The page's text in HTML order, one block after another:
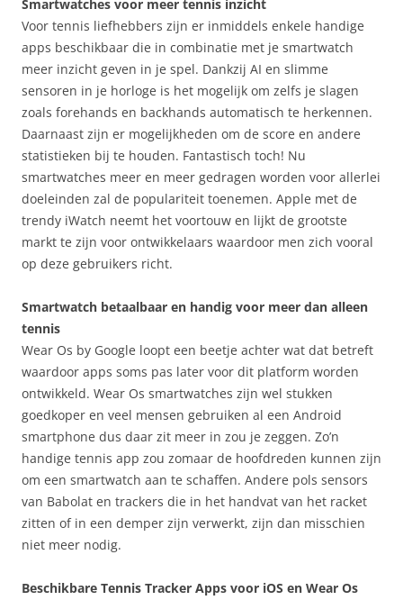
Smartwatches voor meer tennis inzicht
Voor tennis liefhebbers zijn er inmiddels enkele handige
apps beschikbaar die in combinatie met je smartwatch
meer inzicht geven in je spel. Dankzij AI en slimme
sensoren in je horloge is het mogelijk om zelfs je slagen
zoals forehands en backhands automatisch te herkennen.
Daarnaast zijn er mogelijkheden om de score en andere
statistieken bij te houden. Fantastisch toch! Nu
smartwatches meer en meer gedragen worden voor allerlei
doeleinden zal de populariteit toenemen. Apple met de
trendy iWatch neemt het voortouw en lijkt de grootste
markt te zijn voor ontwikkelaars waardoor men zich vooral
op deze gebruikers richt.
Smartwatch betaalbaar en handig voor meer dan alleen
tennis
Wear Os by Google loopt een beetje achter wat dat betreft
waardoor apps soms pas later voor dit platform worden
ontwikkeld. Wear Os smartwatches zijn wel stukken
goedkoper en veel mensen gebruiken al een Android
smartphone dus daar zit meer in zou je zeggen. Zo’n
handige tennis app zou zomaar de hoofdreden kunnen zijn
om een smartwatch aan te schaffen. Andere pols sensors
van Babolat en trackers die in het handvat van het racket
zitten of in een demper zijn verwerkt, zijn dan misschien
niet meer nodig.
Beschikbare Tennis Tracker Apps voor iOS en Wear Os